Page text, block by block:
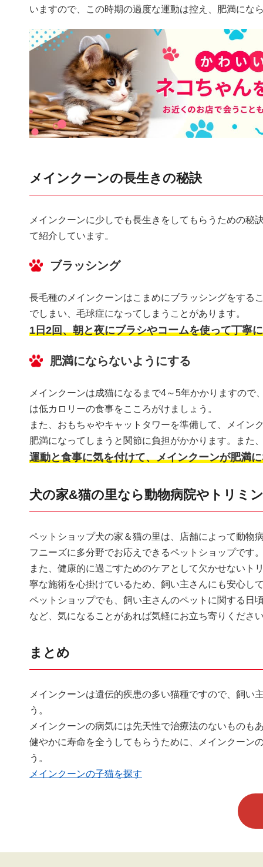
いますので、この時期の過度な運動は控え、肥満にな
メインクーンの長生きの秘訣
メインクーンに少しでも長生きをしてもらうための
て紹介しています。
ブラッシング
長毛種のメインクーンはこまめにブラッシングをする
でしまい、毛球症になってしまうことがあります。
1日2回、朝と夜にブラシやコームを使って丁寧
肥満にならないようにする
メインクーンは成猫になるまで4～5年かかりますの
は低カロリーの食事をこころがけましょう。
また、おもちゃやキャットタワーを準備して、メイン
肥満になってしまうと関節に負担がかかります。また
運動と食事に気を付けて、メインクーンが肥満
犬の家&猫の里なら動物病院やトリミ
ペットショップ犬の家＆猫の里は、店舗によって動物
フニーズに多分野でお応えできるペットショップです
また、健康的に過ごすためのケアとして欠かせないト
寧な施術を心掛けているため、飼い主さんにも安心し
ペットショップでも、飼い主さんのペットに関する日
など、気になることがあれば気軽にお立ち寄りくださ
まとめ
メインクーンは遺伝的疾患の多い猫種ですので、飼
う。
メインクーンの病気には先天性で治療法のないもの
健やかに寿命を全うしてもらうために、メインクーン
う。
メインクーンの子猫を探す